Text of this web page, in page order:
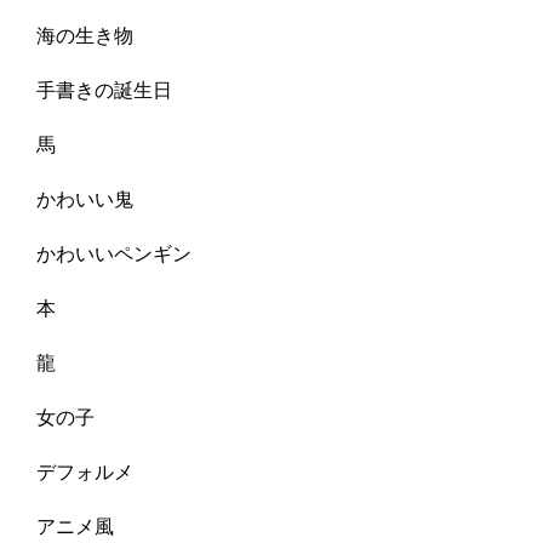
海の生き物
手書きの誕生日
馬
かわいい鬼
かわいいペンギン
本
龍
女の子
デフォルメ
アニメ風